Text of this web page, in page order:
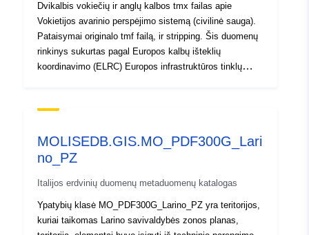
Dvikalbis vokiečių ir anglų kalbos tmx failas apie
Vokietijos avarinio perspėjimo sistemą (civilinė sauga).
Pataisymai originalo tmf failą, ir stripping. Šis duomenų
rinkinys sukurtas pagal Europos kalbų išteklių
koordinavimo (ELRC) Europos infrastruktūros tinklų
Daugiau informacijos apie projektą: http://lr-
MOLISEDB.GIS.MO_PDF300G_Lari
no_PZ
Italijos erdvinių duomenų metaduomenų katalogas
Ypatybių klasė MO_PDF300G_Larino_PZ yra teritorijos,
kuriai taikomas Larino savivaldybės zonos planas,